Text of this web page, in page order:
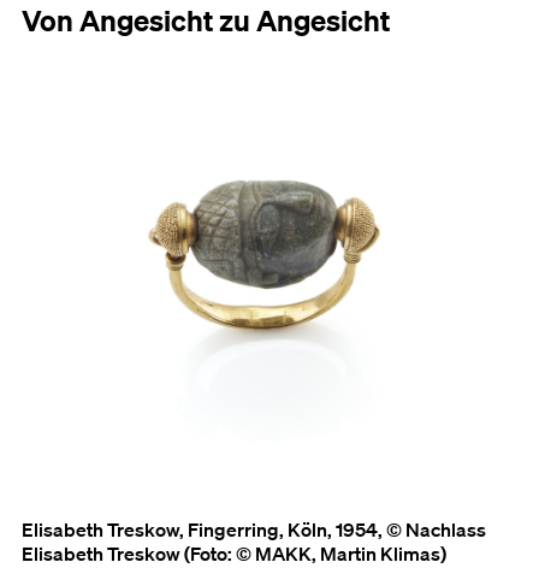
Von Angesicht zu Angesicht
Elisabeth Treskow, Fingerring, Köln, 1954, © Nachlass
Elisabeth Treskow (Foto: © MAKK, Martin Klimas)